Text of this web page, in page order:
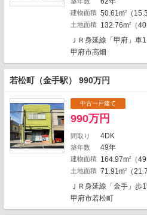
3
1
築年数
建物面積 50.61m2 （
土地面積 132.76m2
（
ＪＲ身延線「甲府」車
甲府市高畑
若松町（金手駅） 990万円
中古一戸建て
990万円
間取り 4DK
築年数 49年
建物面積 164.97m2 （
土地面積 71.91m2
（
ＪＲ身延線「金手」歩
甲府市若松町